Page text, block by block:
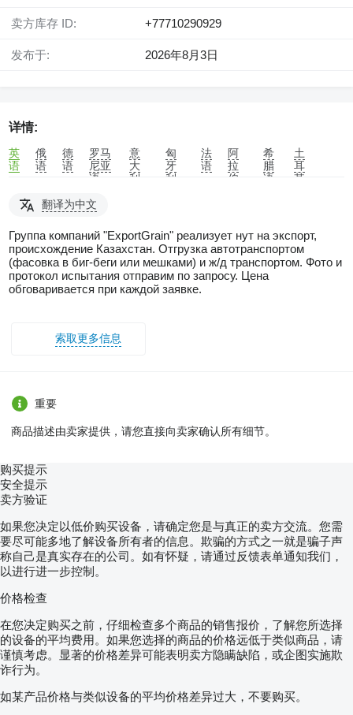
卖方库存 ID: +77710290929
发布于: 2026年8月3日
详情:
英
语
俄
语
德
语
罗马
尼亚
语
意
大
利
匈
牙
利
法
语
阿
拉
伯
希
腊
语
土
耳
其
翻译为中文
Группа компаний "ExportGrain" реализует нут на экспорт,
происхождение Казахстан. Отгрузка автотранспортом
(фасовка в биг-беги или мешками) и ж/д транспортом. Фото и
протокол испытания отправим по запросу. Цена
обговаривается при каждой заявке.
索取更多信息
重要
商品描述由卖家提供，请您直接向卖家确认所有细节。
购买提示
安全提示
卖方验证
如果您决定以低价购买设备，请确定您是与真正的卖方交流。您需
要尽可能多地了解设备所有者的信息。欺骗的方式之一就是骗子声
称自己是真实存在的公司。如有怀疑，请通过反馈表单通知我们，
以进行进一步控制。
价格检查
在您决定购买之前，仔细检查多个商品的销售报价，了解您所选择
的设备的平均费用。如果您选择的商品的价格远低于类似商品，请
谨慎考虑。显著的价格差异可能表明卖方隐瞒缺陷，或企图实施欺
诈行为。
如某产品价格与类似设备的平均价格差异过大，不要购买。